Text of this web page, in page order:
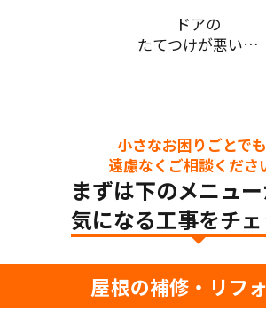
ドアの
たてつけが悪い…
小さなお困りごとでも
遠慮なくご相談くださ
まずは下のメニュー
気になる工事をチェ
屋根の補修・リフ